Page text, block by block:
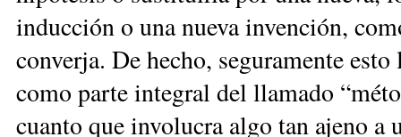
inducción o una nueva invención,
converja. De hecho, seguramente
como parte integral del llamado
cuanto que involucra algo tan ajeno a